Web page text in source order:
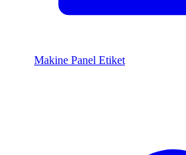
Makine Panel Etiket